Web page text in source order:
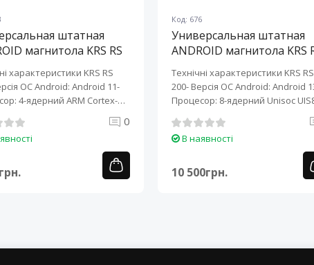
штатная
магнитола KRS RS
характеристики KRS RS
ОС Android: Android 11-
4-ядерний ARM Cortex-
0
Код: 676
Универсальная штатная
ANDROID магнитола KRS
Технічні характеристики KRS RS
200- Версія ОС Android: Android
Процесор: 8-ядерний Unisoc
В наявності
10 500грн.